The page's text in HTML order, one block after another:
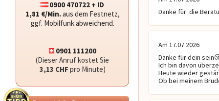
0900 470722 + ID
1,81 €/Min.aus dem Festnetz,
ggf. Mobilfunk abweichend.
0901 111200
(Dieser Anruf kostet Sie
3,13 CHF pro Minute)
Danke für  die
Am 17.07.2026
Danke für dein
Ich bin davon
Heute wieder
Ob bei meinem